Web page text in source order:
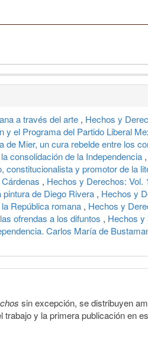
a través del arte , Hechos y
y el Programa del Partido Liberal
de Mier, un cura rebelde entre los
consolidación de la Independencia ,
constitucionalista y promotor de la
, Hechos y Derechos: Vol.
pintura de Diego Rivera , Hechos y
República romana , Hechos y
ofrendas a los difuntos , Hechos y
Carlos María de
sin excepción, se distribuyen
y la primera publicación en